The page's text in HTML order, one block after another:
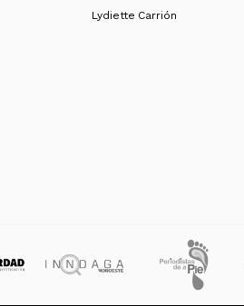
Lydiette Carrión